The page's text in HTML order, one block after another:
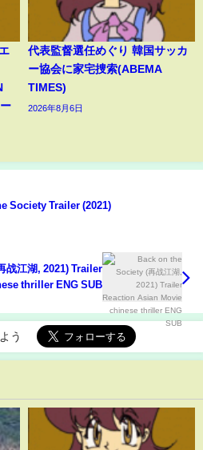
代表監督選任めぐり 韓国サッカ
ー協会に家宅捜索(ABEMA
TIMES)
2026年8月6日
Society Trailer (2021)
战江湖, 2021) Trailer
thriller ENG SUB
う